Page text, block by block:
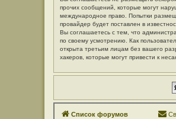
прочих сообщений, которые могут
международное право. Попытки
провайдер будет поставлен в
Вы соглашаетесь с тем, что
по своему усмотрению. Как
открыта третьим лицам без вашего
хакеров, которые могут привести к
Список форумов